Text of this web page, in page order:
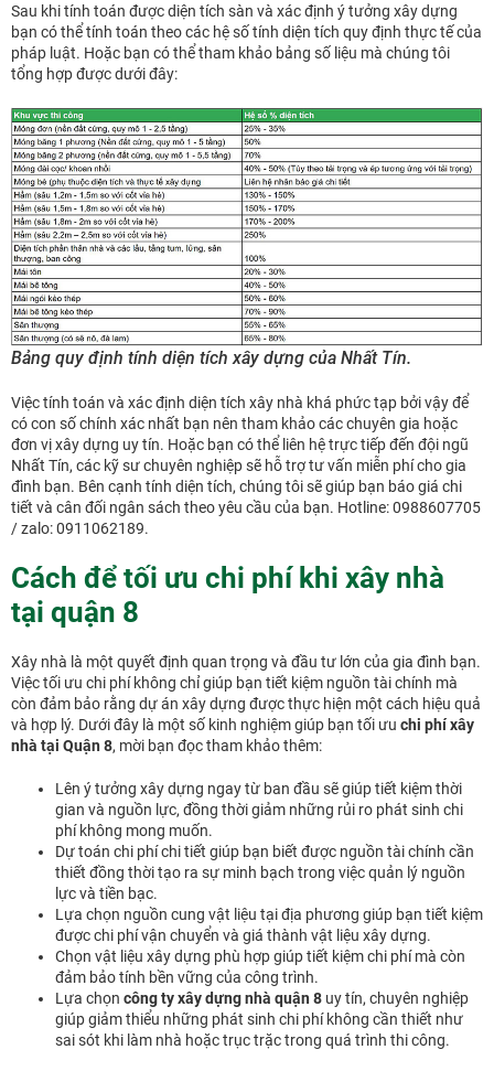
Sau khi tính toán được diện tích sàn và xác định ý tưởng xây dựng
bạn có thể tính toán theo các hệ số tính diện tích quy định thực tế của
pháp luật. Hoặc bạn có thể tham khảo bảng số liệu mà chúng tôi
tổng hợp được dưới đây:
Bảng quy định tính diện tích xây dựng của Nhất Tín.
Việc tính toán và xác định diện tích xây nhà khá phức tạp bởi vậy để
có con số chính xác nhất bạn nên tham khảo các chuyên gia hoặc
đơn vị xây dựng uy tín. Hoặc bạn có thể liên hệ trực tiếp đến đội ngũ
Nhất Tín, các kỹ sư chuyên nghiệp sẽ hỗ trợ tư vấn miễn phí cho gia
đình bạn. Bên cạnh tính diện tích, chúng tôi sẽ giúp bạn báo giá chi
tiết và cân đối ngân sách theo yêu cầu của bạn. Hotline: 0988607705
/ zalo: 0911062189.
Cách để tối ưu chi phí khi xây nhà
tại quận 8
Xây nhà là một quyết định quan trọng và đầu tư lớn của gia đình bạn.
Việc tối ưu chi phí không chỉ giúp bạn tiết kiệm nguồn tài chính mà
còn đảm bảo rằng dự án xây dựng được thực hiện một cách hiệu quả
và hợp lý. Dưới đây là một số kinh nghiệm giúp bạn tối ưu chi phí xây
nhà tại Quận 8, mời bạn đọc tham khảo thêm:
Lên ý tưởng xây dựng ngay từ ban đầu sẽ giúp tiết kiệm thời
gian và nguồn lực, đồng thời giảm những rủi ro phát sinh chi
phí không mong muốn.
Dự toán chi phí chi tiết giúp bạn biết được nguồn tài chính cần
thiết đồng thời tạo ra sự minh bạch trong việc quản lý nguồn
lực và tiền bạc.
Lựa chọn nguồn cung vật liệu tại địa phương giúp bạn tiết kiệm
được chi phí vận chuyển và giá thành vật liệu xây dựng.
Chọn vật liệu xây dựng phù hợp giúp tiết kiệm chi phí mà còn
đảm bảo tính bền vững của công trình.
Lựa chọn công ty xây dựng nhà quận 8 uy tín, chuyên nghiệp
giúp giảm thiểu những phát sinh chi phí không cần thiết như
sai sót khi làm nhà hoặc trục trặc trong quá trình thi công.